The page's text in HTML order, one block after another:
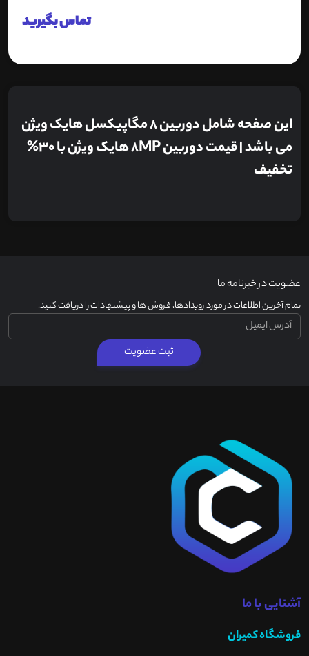
تماس بگیرید
این صفحه شامل دوربین 8 مگاپیکسل هایک ویژن
می باشد | قیمت دوربین 8MP هایک ویژن با 30%
تخفیف
عضویت در خبرنامه ما
تمام آخرین اطلاعات در مورد رویدادها، فروش ها و پیشنهادات را دریافت کنید.
ثبت عضویت
آشنایی با ما
فروشگاه کمیران